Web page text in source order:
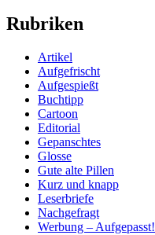
Rubriken
Artikel
Aufgefrischt
Aufgespießt
Buchtipp
Cartoon
Editorial
Gepanschtes
Glosse
Gute alte Pillen
Kurz und knapp
Leserbriefe
Nachgefragt
Werbung – Aufgepasst!